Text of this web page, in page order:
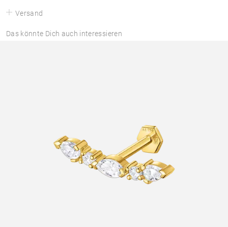
Versand
Das könnte Dich auch interessieren